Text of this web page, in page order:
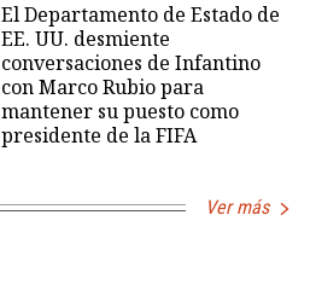
El Departamento de Estado de
EE. UU. desmiente
conversaciones de Infantino
con Marco Rubio para
mantener su puesto como
presidente de la FIFA
Ver más